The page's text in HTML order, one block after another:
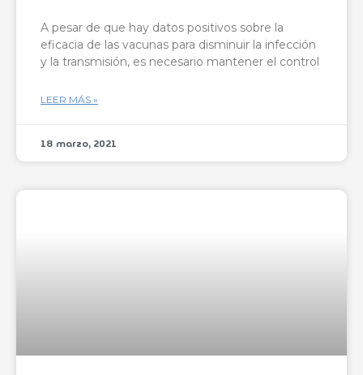
A pesar de que hay datos positivos sobre la
eficacia de las vacunas para disminuir la infección
y la transmisión, es necesario mantener el control
LEER MÁS »
18 marzo, 2021